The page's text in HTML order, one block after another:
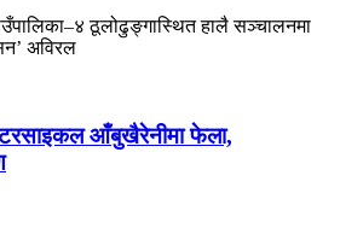
ठूलोढुङ्गास्थित हालै सञ्चालनमा
अविरल
आँबुखैरेनीमा फेला,